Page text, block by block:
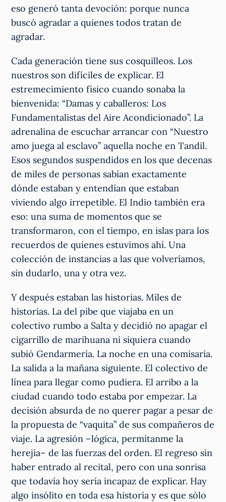
eso generó tanta devoción: porque nunca
buscó agradar a quienes todos tratan de
agradar.
Cada generación tiene sus cosquilleos. Los
nuestros son difíciles de explicar. El
estremecimiento físico cuando sonaba la
bienvenida: “Damas y caballeros: Los
Fundamentalistas del Aire Acondicionado”. La
adrenalina de escuchar arrancar con “Nuestro
amo juega al esclavo” aquella noche en Tandil.
Esos segundos suspendidos en los que decenas
de miles de personas sabían exactamente
dónde estaban y entendían que estaban
viviendo algo irrepetible. El Indio también era
eso: una suma de momentos que se
transformaron, con el tiempo, en islas para los
recuerdos de quienes estuvimos ahí. Una
colección de instancias a las que volveríamos,
sin dudarlo, una y otra vez.
Y después estaban las historias. Miles de
historias. La del pibe que viajaba en un
colectivo rumbo a Salta y decidió no apagar el
cigarrillo de marihuana ni siquiera cuando
subió Gendarmería. La noche en una comisaría.
La salida a la mañana siguiente. El colectivo de
línea para llegar como pudiera. El arribo a la
ciudad cuando todo estaba por empezar. La
decisión absurda de no querer pagar a pesar de
la propuesta de “vaquita” de sus compañeros de
viaje. La agresión –lógica, permítanme la
herejía– de las fuerzas del orden. El regreso sin
haber entrado al recital, pero con una sonrisa
que todavía hoy sería incapaz de explicar. Hay
algo insólito en toda esa historia y es que sólo